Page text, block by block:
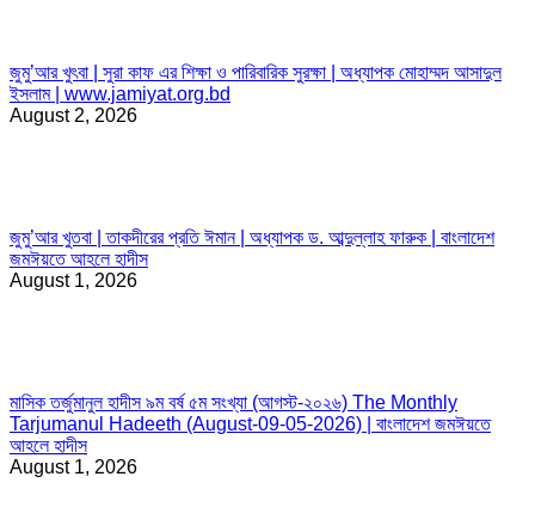
জুমু’আর খুৎবা | সুরা কাফ এর শিক্ষা ও পারিবারিক সুরক্ষা | অধ্যাপক মোহাম্মদ আসাদুল
ইসলাম | www.jamiyat.org.bd
August 2, 2026
জুমু’আর খুতবা | তাকদীরের প্রতি ঈমান | অধ্যাপক ড. আব্দুল্লাহ ফারুক | বাংলাদেশ
জমঈয়তে আহলে হাদীস
August 1, 2026
মাসিক তর্জুমানুল হাদীস ৯ম বর্ষ ৫ম সংখ্যা (আগস্ট-২০২৬) The Monthly
Tarjumanul Hadeeth (August-09-05-2026) | বাংলাদেশ জমঈয়তে
আহলে হাদীস
August 1, 2026